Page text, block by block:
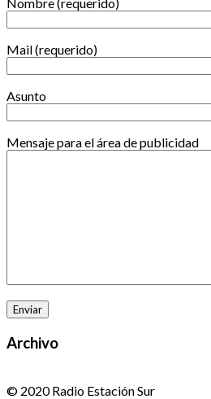
Nombre (requerido)
Mail (requerido)
Asunto
Mensaje para el área de publicidad
Archivo
© 2020 Radio Estación Sur